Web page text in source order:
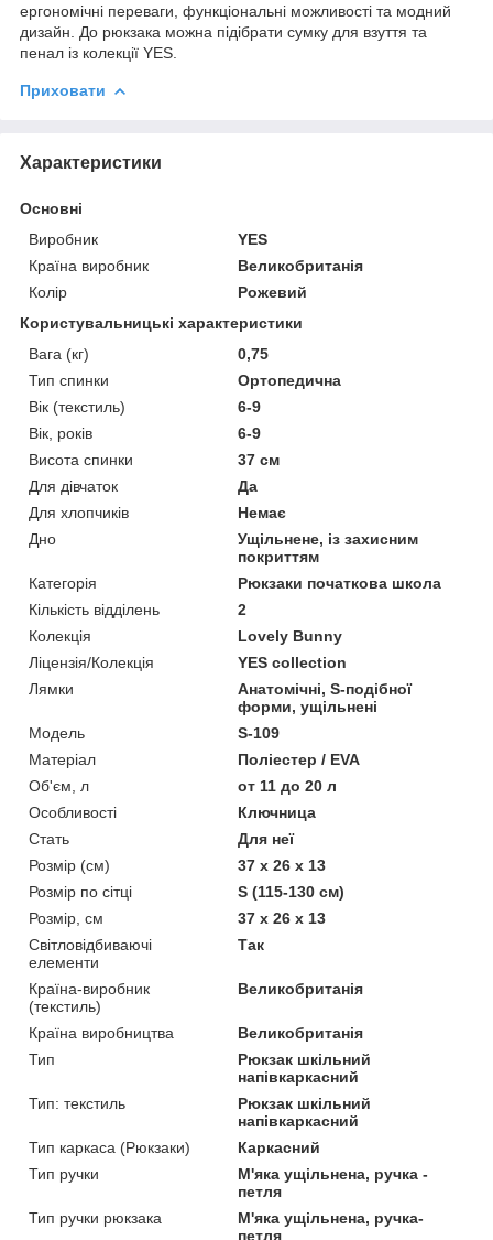
ергономічні переваги, функціональні можливості та модний
дизайн. До рюкзака можна підібрати сумку для взуття та
пенал із колекції YES.
Приховати
Характеристики
Основні
Виробник
YES
Країна виробник
Великобританія
Колір
Рожевий
Користувальницькі характеристики
Вага (кг)
0,75
Тип спинки
Ортопедична
Вік (текстиль)
6-9
Вік, років
6-9
Висота спинки
37 см
Для дівчаток
Да
Для хлопчиків
Немає
Дно
Ущільнене, із захисним
покриттям
Категорія
Рюкзаки початкова школа
Кількість відділень
2
Колекція
Lovely Bunny
Ліцензія/Колекція
YES collection
Лямки
Анатомічні, S-подібної
форми, ущільнені
Мoдель
S-109
Матеріал
Поліестер / EVA
Об'єм, л
от 11 до 20 л
Особливості
Ключница
Стать
Для неї
Розмір (см)
37 x 26 x 13
Розмір по сітці
S (115-130 см)
Розмір, см
37 x 26 x 13
Світловідбиваючі
елементи
Так
Країна-виробник
(текстиль)
Великобританія
Країна виробництва
Великобританія
Тип
Рюкзак шкільний
напівкаркасний
Тип: текстиль
Рюкзак шкільний
напівкаркасний
Тип каркаса (Рюкзаки)
Каркасний
Тип ручки
М'яка ущільнена, ручка -
петля
Тип ручки рюкзака
М'яка ущільнена, ручка-
петля